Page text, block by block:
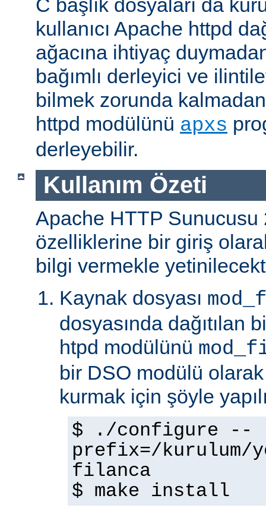
C başlık dosyaları da
kullanıcı Apache httpd
ağacına ihtiyaç
bağımlı derleyici ve
bilmek zorunda
httpd modülünü apxs
derleyebilir.
Kullanım Özeti
Apache HTTP Sunucusu
özelliklerine bir giriş
bilgi vermekle
Kaynak dosyası
dosyasında dağıtılan
htpd modülünü
bir DSO modülü
kurmak için şöyle
$ ./configure --
prefix=/kurulum/
filanca
$ make install